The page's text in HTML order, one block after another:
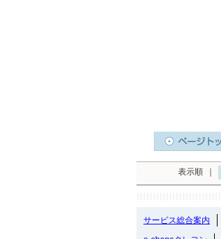
表示順
サービス総合案内